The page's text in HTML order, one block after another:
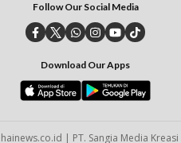
Follow Our Social Media
Download Our Apps
| PT. Sangia Media Kreasi